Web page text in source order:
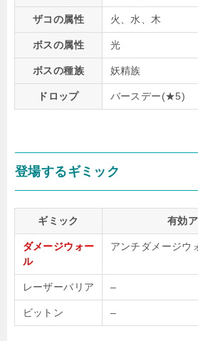
ザコの属性 火、水、木
ボスの属性 光
ボスの種族 妖精族
ドロップ バースデー(★5)
登場するギミック
ギミック 有効
ダメージウォー
ル
アンチダメージウ
レーザーバリア –
ビットン –